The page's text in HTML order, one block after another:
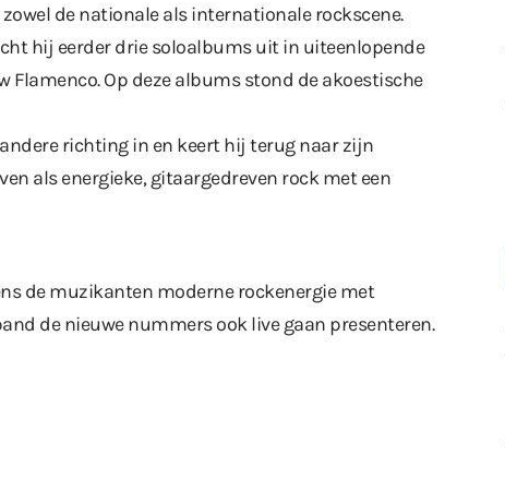
de nationale als internationale rockscene.
hij eerder drie soloalbums uit in uiteenlopende
Flamenco. Op deze albums stond de akoestische
richting in en keert hij terug naar zijn
als energieke, gitaargedreven rock met een
de muzikanten moderne rockenergie met
de nieuwe nummers ook live gaan presenteren.